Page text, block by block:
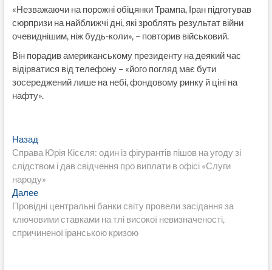
«Незважаючи на порожні обіцянки Трампа, Іран підготував
сюрпризи на найближчі дні, які зроблять результат війни
очевиднішим, ніж будь-коли», – повторив військовий.
Він порадив американському президенту на деякий час
відірватися від телефону – «його погляд має бути
зосереджений лише на небі, фондовому ринку й ціні на
нафту».
Навигация
по
записям
НазадПредыдущая
запись:
Справа Юрія Кісєля: один із фігурантів пішов на угоду зі
слідством і дав свідчення про виплати в офісі «Слуги
народу»
ДалееСледующая
запись:
Провідні центральні банки світу провели засідання за
ключовими ставками на тлі високої невизначеності,
спричиненої іранською кризою